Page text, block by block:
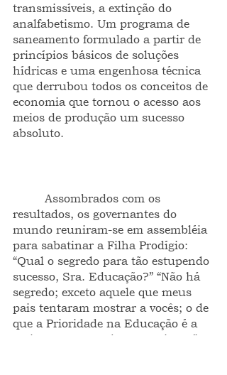
transmissíveis, a extinção do
analfabetismo. Um programa de
saneamento formulado a partir de
princípios básicos de soluções
hídricas e uma engenhosa técnica
que derrubou todos os conceitos de
economia que tornou o acesso aos
meios de produção um sucesso
absoluto.
resultados, os governantes do
mundo reuniram-se em assembléia
para sabatinar a Filha Prodígio:
“Qual o segredo para tão estupendo
sucesso, Sra. Educação?” “Não há
segredo; exceto aquele que meus
pais tentaram mostrar a vocês; o de
que a Prioridade na Educação é a
mais Importante das conquistas!”.